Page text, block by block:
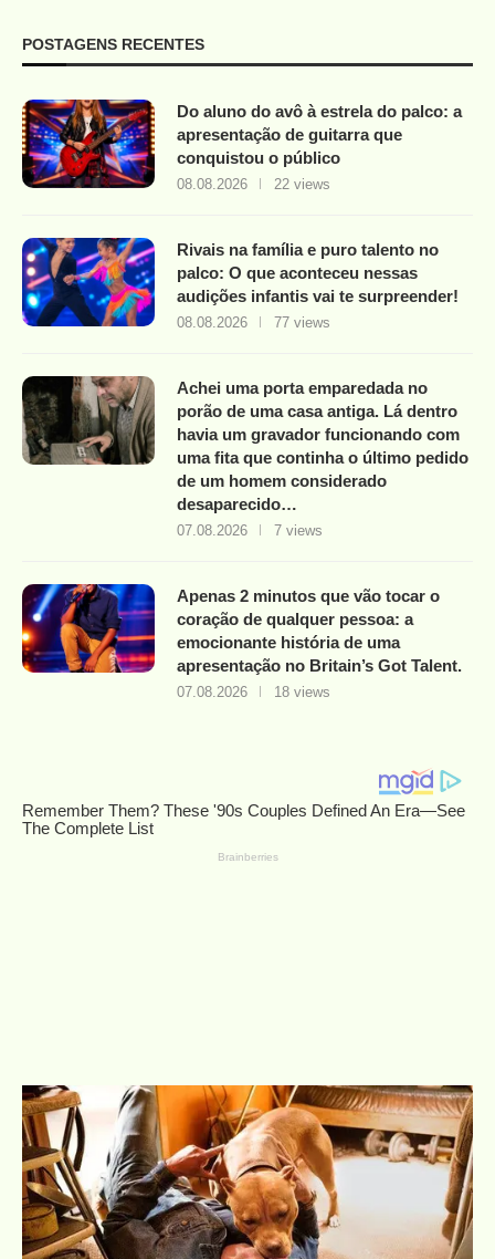
POSTAGENS RECENTES
Do aluno do avô à estrela do palco: a
apresentação de guitarra que
conquistou o público
08.08.2026 22 views
Rivais na família e puro talento no
palco: O que aconteceu nessas
audições infantis vai te surpreender!
08.08.2026 77 views
Achei uma porta emparedada no
porão de uma casa antiga. Lá dentro
havia um gravador funcionando com
uma fita que continha o último pedido
de um homem considerado
desaparecido…
07.08.2026 7 views
Apenas 2 minutos que vão tocar o
coração de qualquer pessoa: a
emocionante história de uma
apresentação no Britain’s Got Talent.
07.08.2026 18 views